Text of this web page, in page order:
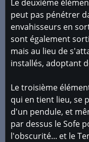
Le deuxième
peut pas pénétrer
envahisseurs en
sont également
mais au lieu de
installés, adoptant
Le troisième
qui en tient lieu, se
d'un pendule, et
par dessus le Sofe
l'obscurité... et le